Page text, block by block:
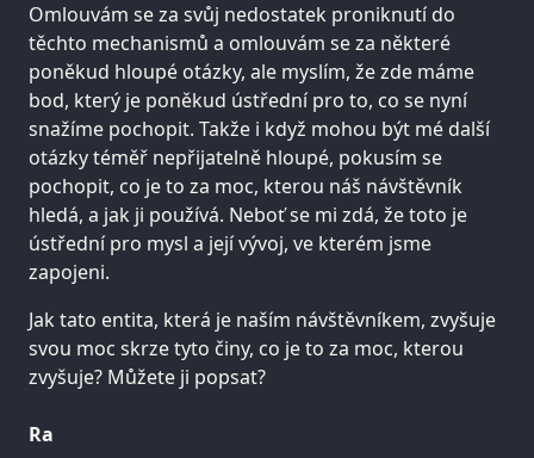
Omlouvám se za svůj nedostatek proniknutí do
těchto mechanismů a omlouvám se za některé
poněkud hloupé otázky, ale myslím, že zde máme
bod, který je poněkud ústřední pro to, co se nyní
snažíme pochopit. Takže i když mohou být mé další
otázky téměř nepřijatelně hloupé, pokusím se
pochopit, co je to za moc, kterou náš návštěvník
hledá, a jak ji používá. Neboť se mi zdá, že toto je
ústřední pro mysl a její vývoj, ve kterém jsme
zapojeni.
Jak tato entita, která je naším návštěvníkem, zvyšuje
svou moc skrze tyto činy, co je to za moc, kterou
zvyšuje? Můžete ji popsat?
Ra